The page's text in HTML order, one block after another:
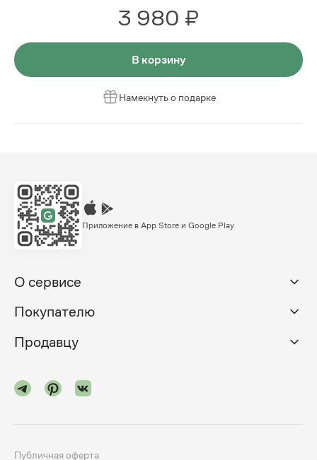
3 980 ₽
В корзину
Намекнуть о подарке
Приложение в App Store и Google Play
О сервисе
Покупателю
Продавцу
Публичная оферта